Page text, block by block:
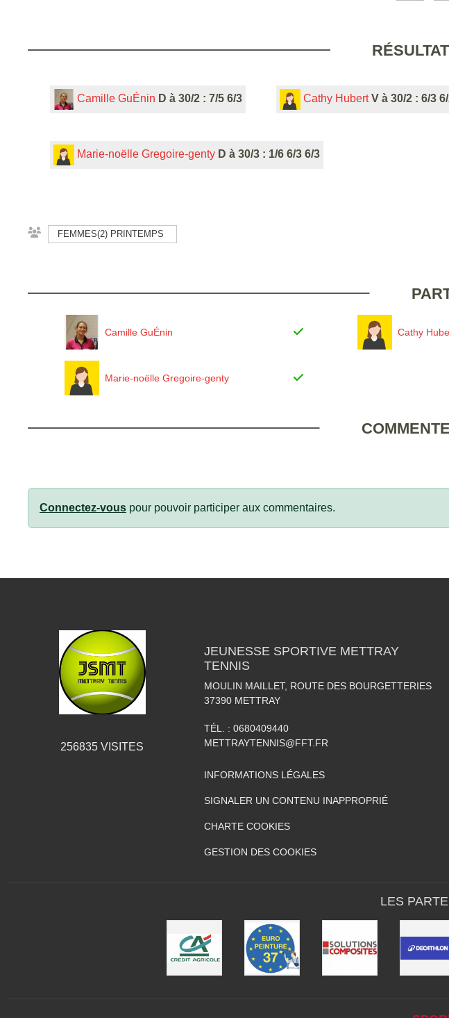
Camille GuÉnin D à 30/2 : 7/5 6/3 Cathy Hubert V à 30/2 : 6/3
Marie-noëlle Gregoire-genty D à 30/3 : 1/6 6/3 6/3
FEMMES(2) PRINTEMPS
Camille GuÉnin Cathy
Marie-noëlle Gregoire-genty
Connectez-vous pour pouvoir participer aux commentaires.
256835 VISITES
JEUNESSE SPORTIVE METTRAY
TENNIS
MOULIN MAILLET, ROUTE DES BOURGETTERIES
37390 METTRAY
TÉL. : 0680409440
METTRAYTENNIS@FFT.FR
INFORMATIONS LÉGALES
SIGNALER UN CONTENU INAPPROPRIÉ
CHARTE COOKIES
GESTION DES COOKIES
LES